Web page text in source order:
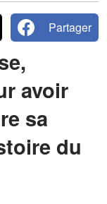
Partager
avoir
sa
du